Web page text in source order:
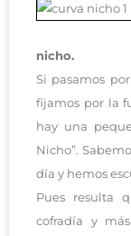
nicho.
Si pasamos
fijamos por la
hay una
Nicho”.
día y hemos
Pues resulta
cofradía y